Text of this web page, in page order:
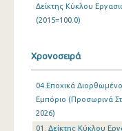
Ιουλίου 2024
Μαΐου 2024
Απριλίου 2024
Μαρτίου 2024
Δείκτης Κύκλου
(2015=100.0)
Χρονοσειρά
04.Εποχικά
Εμπόριο (Προσωρινά
2026)
01. Δείκτης Κύκλου